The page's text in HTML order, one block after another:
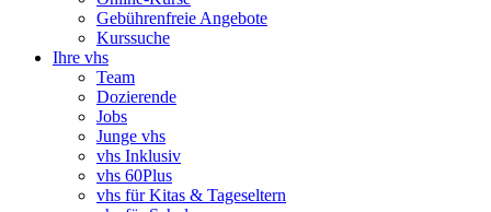
Gebührenfreie Angebote
Kurssuche
Ihre vhs
Team
Dozierende
Jobs
Junge vhs
vhs Inklusiv
vhs 60Plus
vhs für Kitas & Tageseltern